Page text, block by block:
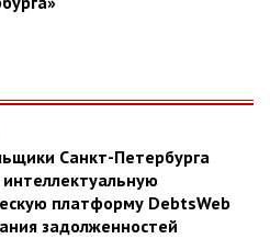
Санкт-Петербурга
платформу DebtsWeb
задолженностей